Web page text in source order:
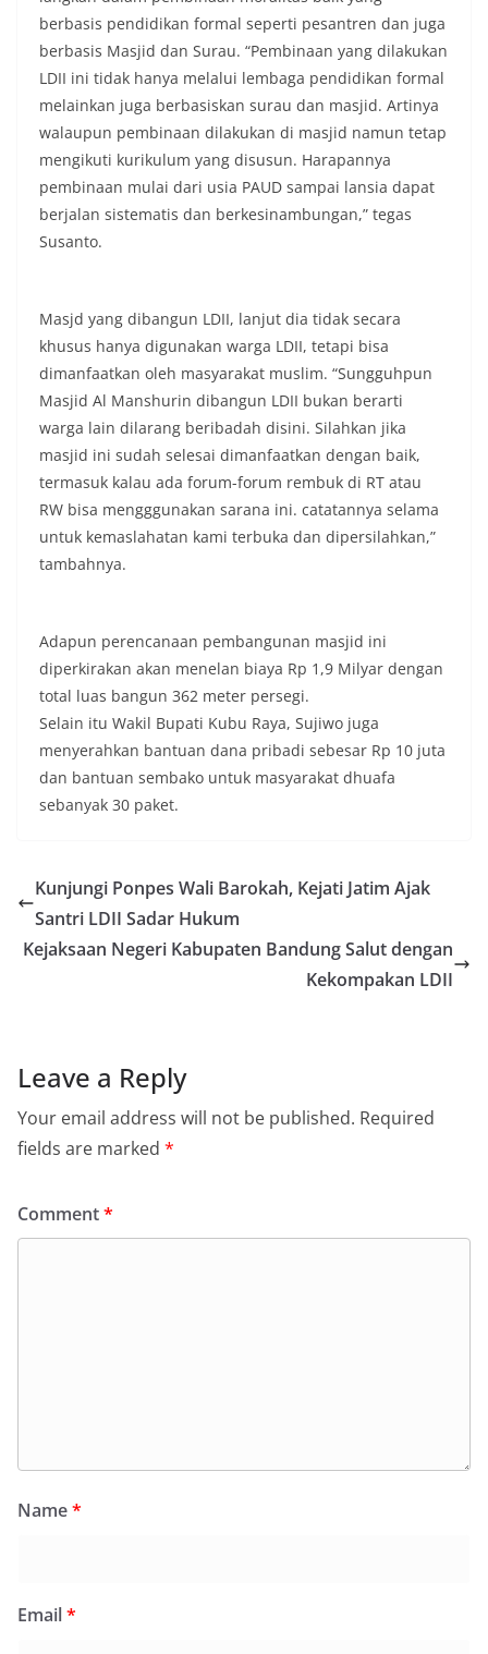
berbasis pendidikan formal seperti pesantren dan juga
berbasis Masjid dan Surau. “Pembinaan yang dilakukan
LDII ini tidak hanya melalui lembaga pendidikan formal
melainkan juga berbasiskan surau dan masjid. Artinya
walaupun pembinaan dilakukan di masjid namun tetap
mengikuti kurikulum yang disusun. Harapannya
pembinaan mulai dari usia PAUD sampai lansia dapat
berjalan sistematis dan berkesinambungan,” tegas
Susanto.
Masjd yang dibangun LDII, lanjut dia tidak secara
khusus hanya digunakan warga LDII, tetapi bisa
dimanfaatkan oleh masyarakat muslim. “Sungguhpun
Masjid Al Manshurin dibangun LDII bukan berarti
warga lain dilarang beribadah disini. Silahkan jika
masjid ini sudah selesai dimanfaatkan dengan baik,
termasuk kalau ada forum-forum rembuk di RT atau
RW bisa mengggunakan sarana ini. catatannya selama
untuk kemaslahatan kami terbuka dan dipersilahkan,”
tambahnya.
Adapun perencanaan pembangunan masjid ini
diperkirakan akan menelan biaya Rp 1,9 Milyar dengan
total luas bangun 362 meter persegi.
Selain itu Wakil Bupati Kubu Raya, Sujiwo juga
menyerahkan bantuan dana pribadi sebesar Rp 10 juta
dan bantuan sembako untuk masyarakat dhuafa
sebanyak 30 paket.
Kunjungi Ponpes Wali Barokah, Kejati Jatim Ajak
Santri LDII Sadar Hukum
Kejaksaan Negeri Kabupaten Bandung Salut dengan
Kekompakan LDII
Leave a Reply
Your email address will not be published. Required
fields are marked *
Comment*
Name*
Email*